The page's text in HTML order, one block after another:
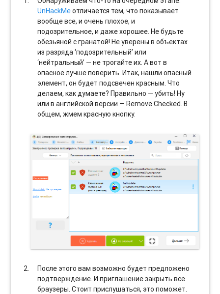
UnHackMeотличается тем, что показывает
вообще все, и очень плохое, и
подозрительное, и даже хорошее. Не будьте
обезьяной с гранатой! Не уверены в объектах
из разряда ‘подозрительный’ или
‘нейтральный’ — не трогайте их. А вот в
опасное лучше поверить. Итак, нашли опасный
элемент, он будет подсвечен красным. Что
делаем, как думаете? Правильно — убить! Ну
или в английской версии — Remove Checked. В
общем, жмем красную кнопку.
После этого вам возможно будет предложено
подтверждение. И приглашение закрыть все
браузеры. Стоит прислушаться, это поможет.